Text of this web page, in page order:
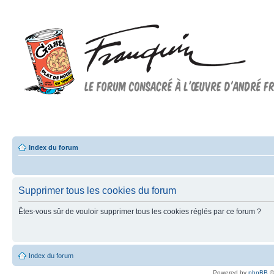
Index du forum
Supprimer tous les cookies du forum
Êtes-vous sûr de vouloir supprimer tous les cookies réglés par ce forum ?
Index du forum
Powered by phpBB